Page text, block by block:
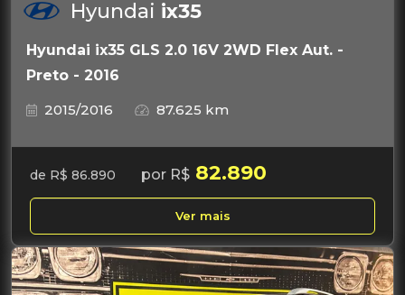
Hyundai ix35
Hyundai ix35 GLS 2.0 16V 2WD Flex Aut. -
Preto - 2016
2015/2016
87.625 km
de R$ 86.890 por R$ 82.890
Ver mais